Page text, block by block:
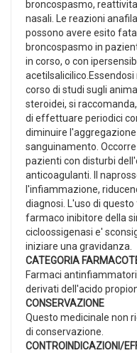
broncospasmo,
nasali. Le reazioni
possono avere esito
broncospasmo in
in corso, o con
corso di studi sugli
steroidei, si
di effettuare periodici
diminuire
sanguinamento.
pazienti con disturbi
anticoagulanti. Il
l'infiammazione,
diagnosi. L'uso di
farmaco inibitore della
cicloossigenasi e'
iniziare una gravidanza.
CATEGORIA
Farmaci
derivati dell'acido
CONSERVAZIONE
Questo medicinale non
di conservazione.
CONTROINDICAZIONI/